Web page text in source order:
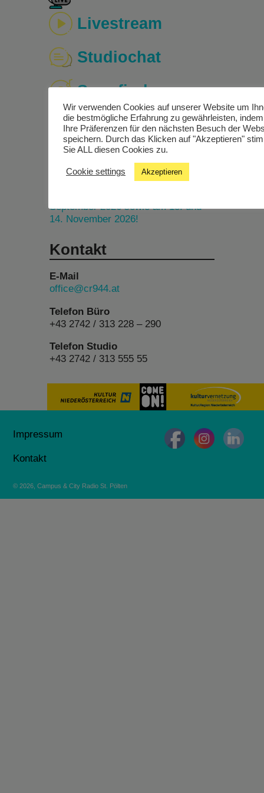
Livestream
Studiochat
Songfinder
Termine
Nächste kostenlose
September 2026 sowie am 13. und
14. November 2026!
Kontakt
E-Mail
office@cr944.at
Telefon Büro
+43 2742 / 313 228 – 290
Telefon Studio
+43 2742 / 313 555 55
Impressum
Kontakt
© 2026, Campus & City Radio St. Pölten
Wir verwenden Cookies auf unserer Website um
die bestmögliche Erfahrung zu gewährleisten,
Ihre Präferenzen für den nächsten Besuch der
speichern. Durch das Klicken auf "Akzeptieren"
Sie ALL diesen Cookies zu.
Cookie settings Akzeptieren